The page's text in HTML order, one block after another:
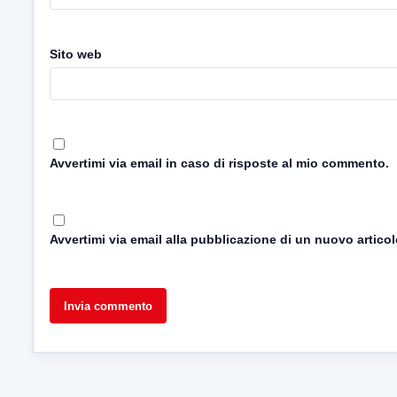
Sito web
Avvertimi via email in caso di risposte al mio commento.
Avvertimi via email alla pubblicazione di un nuovo